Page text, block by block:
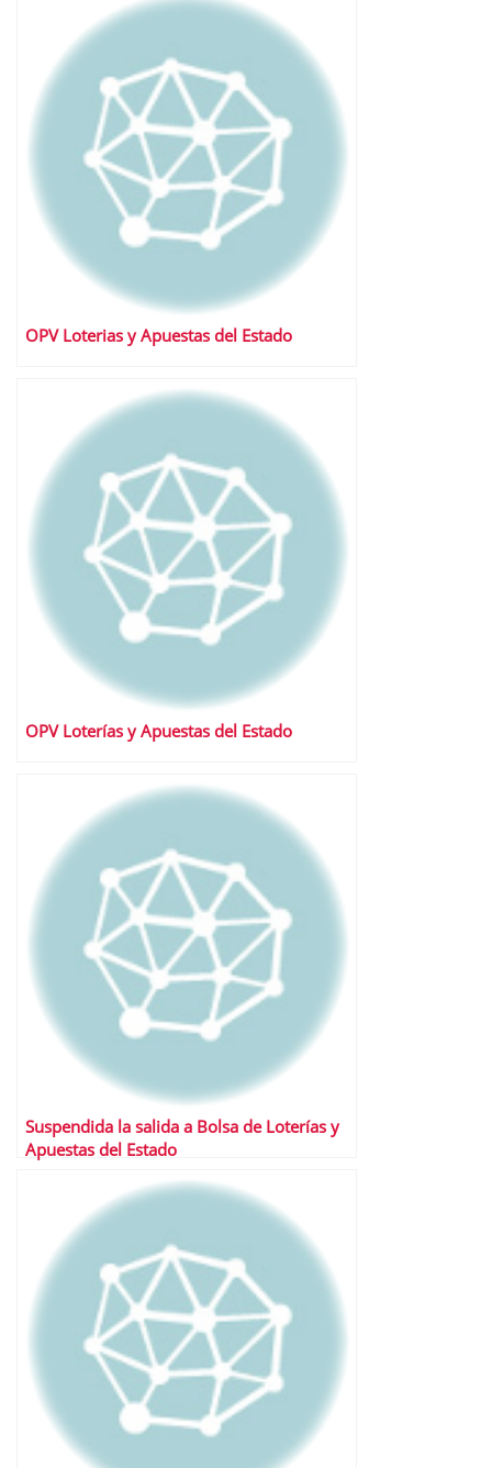
OPV Loterias y Apuestas del Estado
OPV Loterías y Apuestas del Estado
Suspendida la salida a Bolsa de Loterías y
Apuestas del Estado